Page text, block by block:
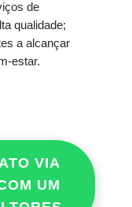
de
qualidade;
a alcançar
estar.